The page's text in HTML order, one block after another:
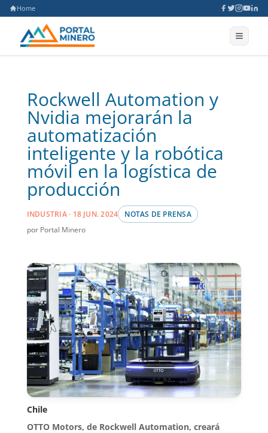
Home
Rockwell Automation y
Nvidia mejorarán la
automatización
inteligente y la robótica
móvil en la logística de
producción
INDUSTRIA · 18 JUN. 2024 NOTAS DE PRENSA
por Portal Minero
Chile
OTTO Motors, de Rockwell Automation, creará